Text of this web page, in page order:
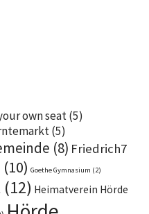
own seat(5)
(5)
(8) Friedrich7
(10) Goethe Gymnasium (2)
(12) Heimatverein Hörde